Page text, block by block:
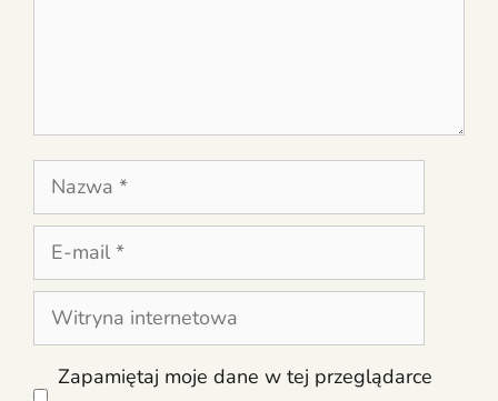
Nazwa
E-
mail
Witryna
internetowa
Zapamiętaj moje dane w tej przeglądarce